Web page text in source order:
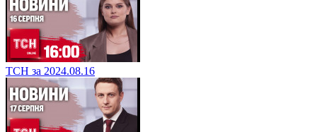
ТСН за 2024.08.16